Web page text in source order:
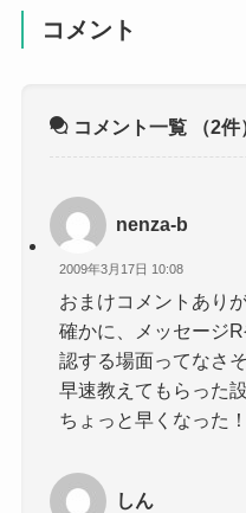
コメント
コメント一覧 （2件
nenza-b
2009年3月17日 10:08
おまけコメントあり
確かに、メッセージ
認する場面ってなさ
早速教えてもらった
ちょっと早くなった！
しん